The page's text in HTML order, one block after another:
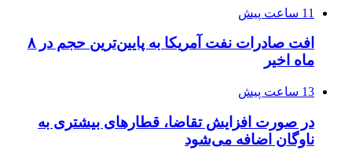
11 ساعت پیش
افت صادرات نفت آمریکا به پایین‌ترین حجم در ۸
ماه اخیر
13 ساعت پیش
در صورت افزایش تقاضا، قطارهای بیشتری به
ناوگان اضافه می‌شود